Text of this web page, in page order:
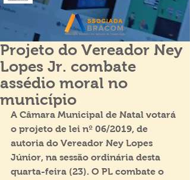
Projeto do Vereador Ney
Lopes Jr. combate
assédio moral no
município
A Câmara Municipal de Natal votará
o projeto de lei nº 06/2019, de
autoria do Vereador Ney Lopes
Júnior, na sessão ordinária desta
quarta-feira (23). O PL combate o